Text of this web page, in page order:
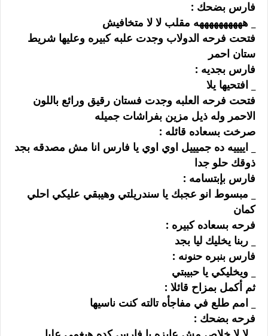
ﻓﺎﺭﺱ ﺑﻀﺤﻚ :
_ ﻫﻬﻬﻬﻬﻬﻬﻬﻬﻬﻪ ﻣﻘﻠﺐ ﻻ ﻻ ﻣﺘﺨﺎﻓﻴﺶ
ﻓﺘﺤﺖ ﻓﺮﺣﻪ ﺍﻟﺪﻭﻻﺏ ﻭﺟﺪﺕ ﻋﻠﺒﻪ ﻛﺒﻴﺮﻩ ﻭﻋﻠﻴﻬﺎ ﺷﺮﻳﻂ
ﺳﺘﺎﻥ ﺍﺣﻤﺮ
ﻓﺎﺭﺱ ﺑﺠﺪﻳﻪ :
_ ﺍﻓﺘﺤﻴﻬﺎ ﻳﻼ
ﻓﺘﺤﺖ ﻓﺮﺣﻪ ﺍﻟﻌﻠﺒﻪ ﻭﺟﺪﺕ ﻓﺴﺘﺎﻥ ﺭﻗﻴﻖ ﻭﺭﺍﺋﻊ ﺑﺎﻟﻠﻮﻥ
ﺍﻻﺣﻤﺮ ﻭﻟﻪ ﺫﻳﻞ ﻣﺰﻳﻦ ﺑﻔﺮﺍﺷﺎﺕ ﺟﻤﻴﻠﻪ
ﺻﺮﺧﺖ ﺑﺴﻌﺎﺩﻩ ﻗﺎﺋﻠﻪ :
_ ﺍﻳﻴﻴﻴﻪ ﺩﻩ ﺟﻤﻴﻴﻴﻞ ﺍﻭﻱ ﺍﻭﻱ ﻳﺎ ﻓﺎﺭﺱ ﺍﻧﺎ ﻣﺶ ﻣﺼﺪﻗﻪ ﺑﺠﺪ
ﺫﻭﻗﻚ ﺣﻠﻮ ﺟﺪﺍ
ﻓﺎﺭﺱ ﺑﺈﺑﺘﺴﺎﻣﻪ :
_ ﻣﺒﺴﻮﻁ ﺍﻧﻮ ﻋﺠﺒﻚ ﻳﺎ ﺳﻨﺪﺭﻳﻠﺘﻲ ﻭﻫﻴﺒﻘﻲ ﻋﻠﻴﻜﻲ ﺍﺣﻠﻲ
ﻛﻤﺎﻥ
ﻓﺮﺣﻪ ﺑﺴﻌﺎﺩﻩ ﻛﺒﻴﺮﻩ :
_ ﺭﺑﻨﺎ ﻳﺨﻠﻴﻚ ﻟﻴﺎ ﺑﺠﺪ
ﻓﺎﺭﺱ ﺑﻨﺒﺮﻩ ﺣﻨﻮﻧﻪ :
_ ﻭﻳﺨﻠﻴﻜﻲ ﻳﺎ ﺣﺒﻴﺒﺘﻲ
ﺛﻢ ﺃﻛﻤﻞ ﺑﻤﺰﺍﺡ ﻗﺎﺋﻼ :
_ ﺍﻣﻢ ﻃﻠﻊ ﻓﻲ ﻣﻔﺎﺟﺄﻩ ﺗﺎﻟﺘﻪ ﻛﻨﺖ ﻧﺎﺳﻴﻬﺎ
ﻓﺮﺣﻪ ﺑﻀﺤﻚ :